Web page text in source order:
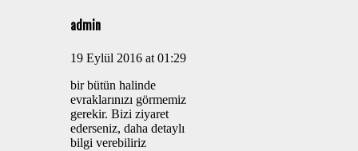
admin
19 Eylül 2016 at 01:29
bir bütün halinde
evraklarınızı görmemiz
gerekir. Bizi ziyaret
ederseniz, daha detaylı
bilgi verebiliriz